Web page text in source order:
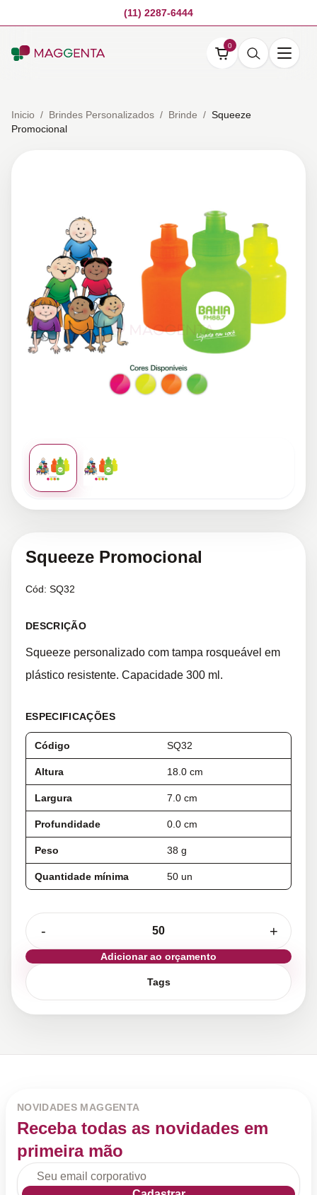
(11) 2287-6444
0
Inicio / Brindes Personalizados / Brinde / Squeeze
Promocional
Squeeze Promocional
Cód: SQ32
DESCRIÇÃO
Squeeze personalizado com tampa rosqueável em
plástico resistente. Capacidade 300 ml.
ESPECIFICAÇÕES
Código SQ32
Altura 18.0 cm
Largura 7.0 cm
Profundidade 0.0 cm
Peso 38 g
Quantidade mínima 50 un
- +
Adicionar ao orçamento
Tags
NOVIDADES MAGGENTA
Receba todas as novidades em
primeira mão